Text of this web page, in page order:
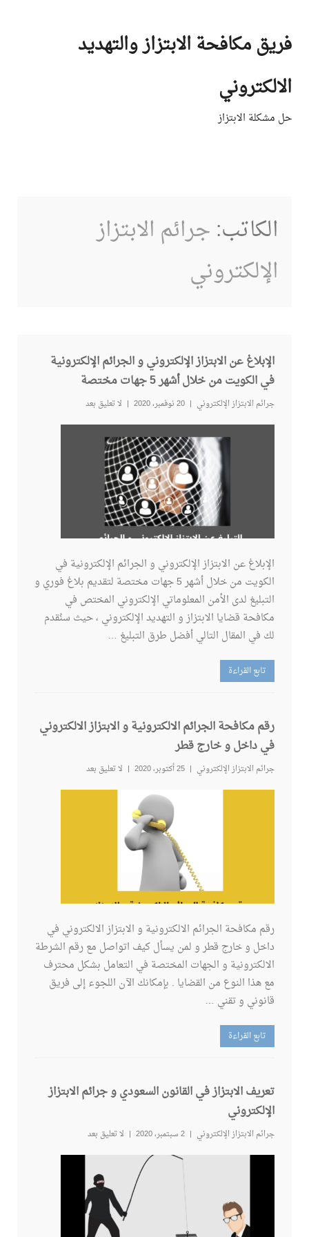
contentفريق مكافحة الابتزاز والتهديد
الالكتروني
حل مشكلة الابتزاز
الكاتب:جرائم الابتزاز
الإلكتروني
الإبلاغ عن الابتزاز الإلكتروني و الجرائم الإلكترونية
في الكويت من خلال أشهر 5 جهات مختصة
جرائم الابتزاز الإلكتروني 20 نوفمبر، 2020 لا تعليق بعد
الإبلاغ عن الابتزاز الإلكتروني و الجرائم الإلكترونية في
الكويت من خلال أشهر 5 جهات مختصة لتقديم بلاغ فوري و
التبليغ لدى الأمن المعلوماتي الإلكتروني المختص في
مكافحة قضايا الابتزاز و التهديد الإلكتروني ، حيث سنُقدم
لك في المقال التالي أفضل طرق التبليغ …
تابع القراءة
رقم مكافحة الجرائم الالكترونية و الابتزاز الالكتروني
في داخل و خارج قطر
جرائم الابتزاز الإلكتروني 25 أكتوبر، 2020 لا تعليق بعد
رقم مكافحة الجرائم الالكترونية و الابتزاز الالكتروني في
داخل و خارج قطر و لمن يسأل كيف اتواصل مع رقم الشرطة
الالكترونية و الجهات المختصة في التعامل بشكل محترف
مع هذا النوع من القضايا . بإمكانك الآن اللجوء إلى فريق
قانوني و تقني …
تابع القراءة
تعريف الابتزاز في القانون السعودي و جرائم الابتزاز
الإلكتروني
جرائم الابتزاز الإلكتروني 2 سبتمبر، 2020 لا تعليق بعد